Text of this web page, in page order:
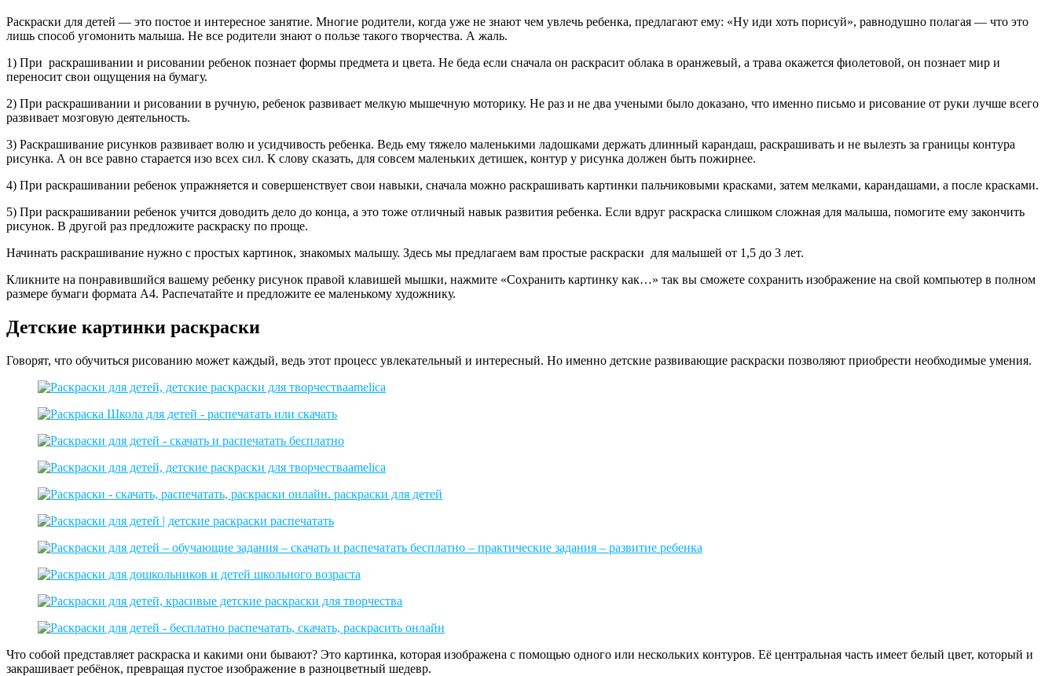
Раскраски для детей — это постое и интересное занятие. Многие родители, когда уже не знают чем увлечь ребенка, предлагают ему: «Ну иди хоть порисуй», равнодушно полагая — что это
лишь способ угомонить малыша. Не все родители знают о пользе такого творчества. А жаль.
1) При раскрашивании и рисовании ребенок познает формы предмета и цвета. Не беда если сначала он раскрасит облака в оранжевый, а трава окажется фиолетовой, он познает мир и
переносит свои ощущения на бумагу.
2) При раскрашивании и рисовании в ручную, ребенок развивает мелкую мышечную моторику. Не раз и не два учеными было доказано, что именно письмо и рисование от руки лучше всего
развивает мозговую деятельность.
3) Раскрашивание рисунков развивает волю и усидчивость ребенка. Ведь ему тяжело маленькими ладошками держать длинный карандаш, раскрашивать и не вылезть за границы контура
рисунка. А он все равно старается изо всех сил. К слову сказать, для совсем маленьких детишек, контур у рисунка должен быть пожирнее.
4) При раскрашивании ребенок упражняется и совершенствует свои навыки, сначала можно раскрашивать картинки пальчиковыми красками, затем мелками, карандашами, а после красками.
5) При раскрашивании ребенок учится доводить дело до конца, а это тоже отличный навык развития ребенка. Если вдруг раскраска слишком сложная для малыша, помогите ему закончить
рисунок. В другой раз предложите раскраску по проще.
Начинать раскрашивание нужно с простых картинок, знакомых малышу. Здесь мы предлагаем вам простые раскраски для малышей от 1,5 до 3 лет.
Кликните на понравившийся вашему ребенку рисунок правой клавишей мышки, нажмите «Сохранить картинку как…» так вы сможете сохранить изображение на свой компьютер в полном
размере бумаги формата А4. Распечатайте и предложите ее маленькому художнику.
Детские картинки раскраски
Говорят, что обучиться рисованию может каждый, ведь этот процесс увлекательный и интересный. Но именно детские развивающие раскраски позволяют приобрести необходимые умения.
Что собой представляет раскраска и какими они бывают? Это картинка, которая изображена с помощью одного или нескольких контуров. Её центральная часть имеет белый цвет, который и
закрашивает ребёнок, превращая пустое изображение в разноцветный шедевр.